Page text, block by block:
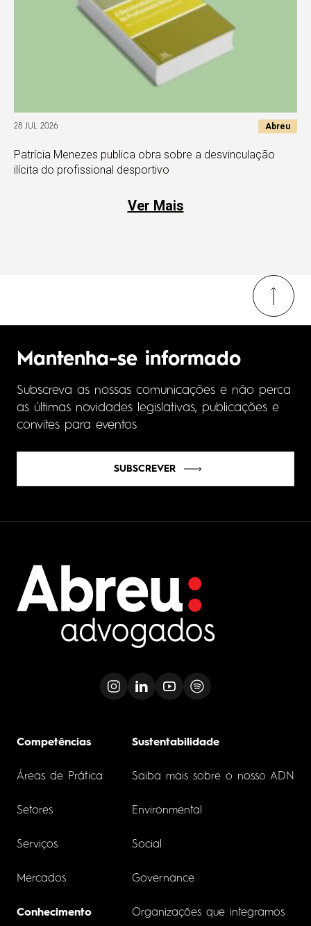
28 JUL 2026 Abreu
Patrícia Menezes publica obra sobre a desvinculação
ilícita do profissional desportivo
Ver Mais
Mantenha-se informado
Subscreva as nossas comunicações e não perca
as últimas novidades legislativas, publicações e
convites para eventos
SUBSCREVER
Competências
Áreas de Prática
Setores
Serviços
Mercados
Conhecimento
Sustentabilidade
Saiba mais sobre o nosso ADN
Environmental
Social
Governance
Organizações que integramos